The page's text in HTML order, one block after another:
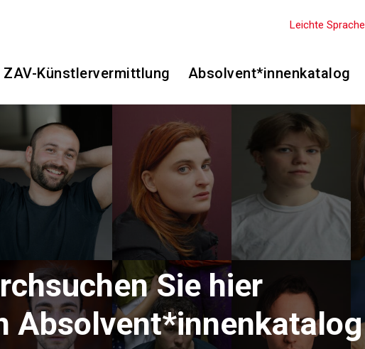
Leichte Sprache
ZAV-Künstlervermittlung Absolvent*innenkatalog
Sie hier
Absolvent*innenkatalog